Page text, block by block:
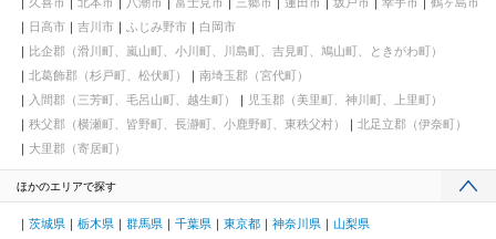
日高市
吉川市 ふじみ野市
白岡市
比企郡（滑川町、嵐山町、小川町、川島町、吉見町、鳩山町、ときがわ町）
北葛飾郡（杉戸町、松伏町）
南埼玉郡（宮代町）
入間郡（三芳町、毛呂山町、越生町）
児玉郡（美里町、神川町、上里町）
秩父郡（横瀬町、皆野町、長瀞町、小鹿野町、東秩父村）
北足立郡（伊奈町）
大里郡（寄居町）
ほかのエリアで探す
茨城県 栃木県 群馬県 千葉県 東京都 神奈川県 山梨県